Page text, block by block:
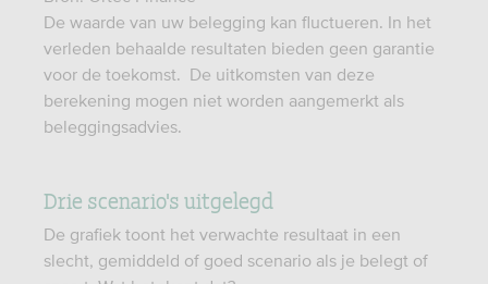
De waarde van uw belegging kan fluctueren. In het
verleden behaalde resultaten bieden geen garantie
voor de toekomst. De uitkomsten van deze
berekening mogen niet worden aangemerkt als
beleggingsadvies.
Drie scenario's uitgelegd
De grafiek toont het verwachte resultaat in een
slecht, gemiddeld of goed scenario als je belegt of